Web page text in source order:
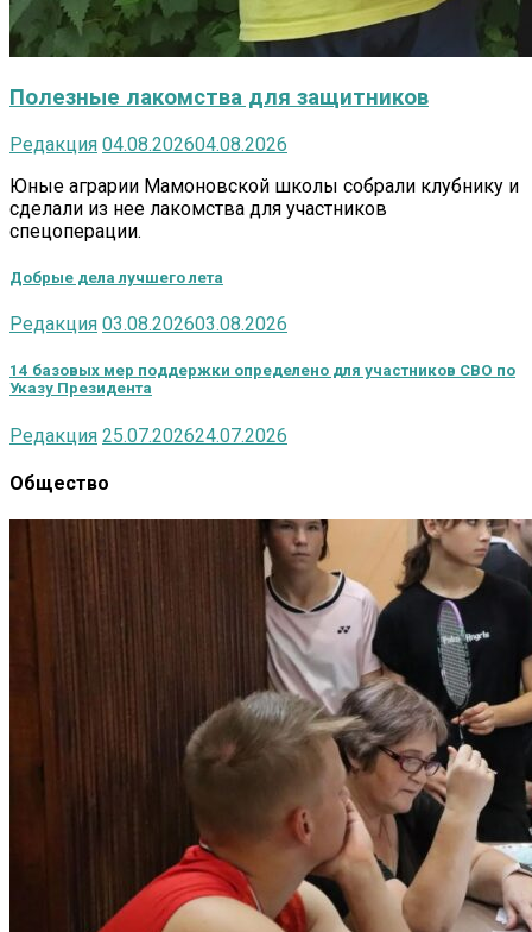
Полезные лакомства для защитников
Редакция 04.08.202604.08.2026
Юные аграрии Мамоновской школы собрали клубнику и
сделали из нее лакомства для участников
спецоперации.
Добрые дела лучшего лета
Редакция 03.08.202603.08.2026
14 базовых мер поддержки определено для участников СВО по
Указу Президента
Редакция 25.07.202624.07.2026
Общество